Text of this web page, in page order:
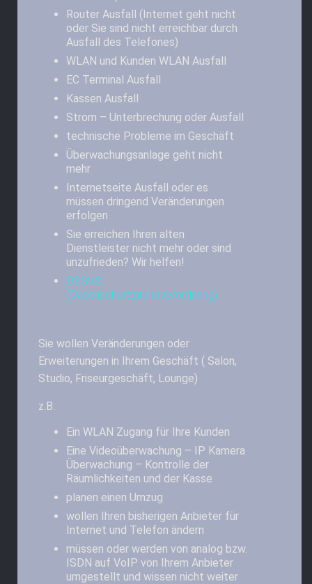
Router Ausfall (Internet geht nicht
oder Sie sind nicht erreichbar durch
Ausfall des Telefones)
WLAN und Kunden WLAN Ausfall
EC Terminal Ausfall
Kassen Ausfall
Strom – Unterbrechung oder Ausfall
technische Probleme im Geschäft
Überwachungsanlage geht nicht
mehr
Internetseite Ausfall oder es
müssen dringend Veränderungen
erfolgen
Sie erreichen Ihren alten
Dienstleister nicht mehr oder sind
unzufrieden? Wir helfen!
DSGVO
(Datenschutzgrundverordnung)
Sie wollen Veränderungen oder
Erweiterungen in Ihrem Geschäft ( Salon,
Studio, Friseurgeschäft, Lounge)
z.B.
Ein WLAN Zugang für Ihre Kunden
Eine Videoüberwachung – IP Kamera
Überwachung – Kontrolle der
Räumlichkeiten und der Kasse
planen einen Umzug
wollen Ihren bisherigen Anbieter für
Internet und Telefon ändern
müssen oder werden von analog bzw.
ISDN auf VoIP von Ihrem Anbieter
umgestellt und wissen nicht weiter